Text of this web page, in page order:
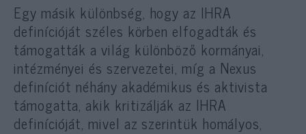
Egy másik különbség, hogy az IHRA
definícióját széles körben elfogadták és
támogatták a világ különböző kormányai,
intézményei és szervezetei, míg a Nexus
definíciót néhány akadémikus és aktivista
támogatta, akik kritizálják az IHRA
definícióját, mivel az szerintük homályos,